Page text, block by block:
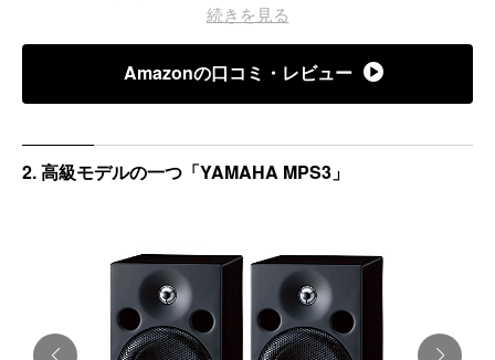
WAY/ユニット数：ー
ハイレゾ対応：ー
許容入力：40W
続きを見る
Amazonの口コミ・レビュー
2. 高級モデルの一つ「YAMAHA MPS3」